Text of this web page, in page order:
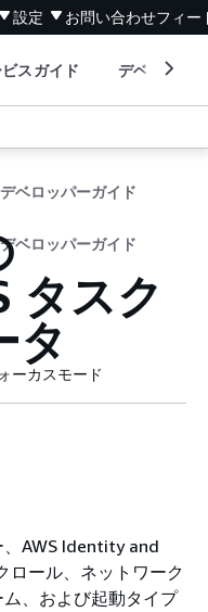
設定 お問い合わせフィー
スガイド デベロッパ
デベロッパーガイド
デベロッパーガイド
タスク
タ
ーカスモード
AWS Identity and
ロール、ネットワーク
、および起動タイプ